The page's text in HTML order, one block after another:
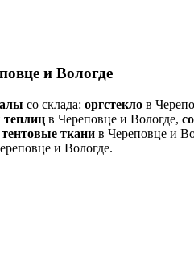
и Вологде
со склада: оргстекло в
в Череповце и Вологде,
тентовые ткани в Череповце и
и Вологде.